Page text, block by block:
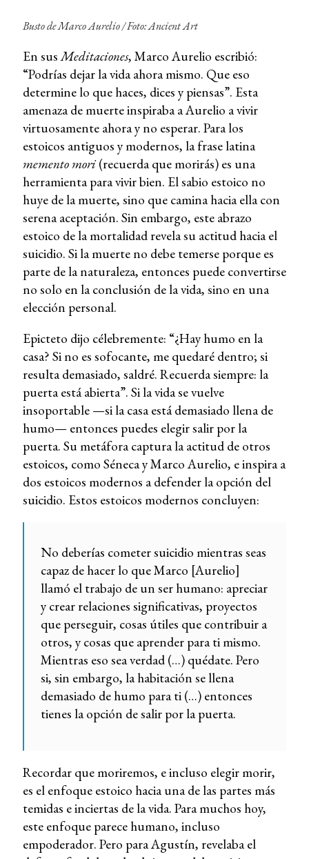
Busto de Marco Aurelio / Foto: Ancient Art
En susMeditaciones, Marco Aurelio escribió:
“Podrías dejar la vida ahora mismo. Que eso
determine lo que haces, dices y piensas”. Esta
amenaza de muerte inspiraba a Aurelio a vivir
virtuosamente ahora y no esperar. Para los
estoicos antiguos y modernos, la frase latina
memento mori(recuerda que morirás) es una
herramienta para vivir bien. El sabio estoico no
huye de la muerte, sino que camina hacia ella con
serena aceptación. Sin embargo, este abrazo
estoico de la mortalidad revela su actitud hacia el
suicidio. Si la muerte no debe temerse porque es
parte de la naturaleza, entonces puede convertirse
no solo en la conclusión de la vida, sino en una
elección personal.
Epicteto dijo célebremente: “¿Hay humo en la
casa? Si no es sofocante, me quedaré dentro; si
resulta demasiado, saldré. Recuerda siempre: la
puerta está abierta”. Si la vida se vuelve
insoportable —si la casa está demasiado llena de
humo— entonces puedes elegir salir por la
puerta. Su metáfora captura la actitud de otros
estoicos, como Séneca y Marco Aurelio, e inspira a
dos estoicos modernos a defender la opción del
suicidio. Estos estoicos modernos concluyen:
No deberías cometer suicidio mientras seas
capaz de hacer lo que Marco [Aurelio]
llamó el trabajo de un ser humano: apreciar
y crear relaciones significativas, proyectos
que perseguir, cosas útiles que contribuir a
otros, y cosas que aprender para ti mismo.
Mientras eso sea verdad (…) quédate. Pero
si, sin embargo, la habitación se llena
demasiado de humo para ti (…) entonces
tienes la opción de salir por la puerta.
Recordar que moriremos, e incluso elegir morir,
es el enfoque estoico hacia una de las partes más
temidas e inciertas de la vida. Para muchos hoy,
este enfoque parece humano, incluso
empoderador. Pero para Agustín, revelaba el